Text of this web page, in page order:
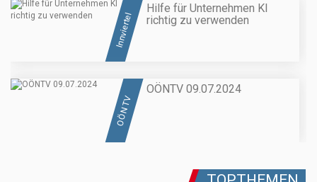
Innviertel
Hilfe für Unternehmen KI
richtig zu verwenden
OÖN TV
OÖNTV 09.07.2024